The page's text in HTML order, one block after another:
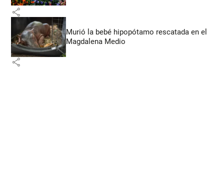
share
Murió la bebé hipopótamo rescatada en el
Magdalena Medio
share